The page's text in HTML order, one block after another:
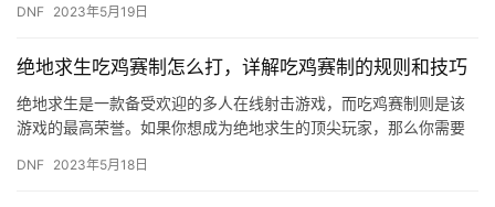
巧是非…
DNF 2023年5月19日
绝地求生吃鸡赛制怎么打，详解吃鸡赛制的规则和技巧
绝地求生是一款备受欢迎的多人在线射击游戏，而吃鸡赛制则是该
游戏的最高荣誉。如果你想成为绝地求生的顶尖玩家，那么你需要
玩法。…
DNF 2023年5月18日